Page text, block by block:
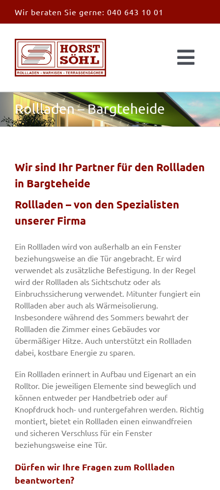
Inhalt
Wir beraten Sie gerne: 040 643 10 01
News
Überdachungen
Außen & Innen
Fenster & Türen
Tore
Smart Home
Team
Jobs
Kontakt
Rollladen – Bargteheide
Wir sind Ihr Partner für den Rollladen
in Bargteheide
Rollladen – von den Spezialisten
unserer Firma
Ein Rollladen wird von außerhalb an ein Fenster
beziehungsweise an die Tür angebracht. Er wird
verwendet als zusätzliche Befestigung. In der Regel
wird der Rollladen als Sichtschutz oder als
Einbruchssicherung verwendet. Mitunter fungiert ein
Rollladen aber auch als Wärmeisolierung.
Insbesondere während des Sommers bewahrt der
Rollladen die Zimmer eines Gebäudes vor
übermäßiger Hitze. Auch unterstützt ein Rollladen
dabei, kostbare Energie zu sparen.
Ein Rollladen erinnert in Aufbau und Eigenart an ein
Rolltor. Die jeweiligen Elemente sind beweglich und
können entweder per Handbetrieb oder auf
Knopfdruck hoch- und runtergefahren werden. Richtig
montiert, bietet ein Rollladen einen einwandfreien
und sicheren Verschluss für ein Fenster
beziehungsweise eine Tür.
Dürfen wir Ihre Fragen zum Rollladen
beantworten?